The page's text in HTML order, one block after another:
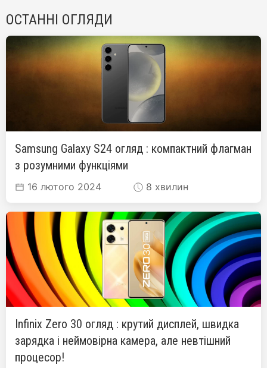
ОСТАННІ ОГЛЯДИ
Samsung Galaxy S24 огляд : компактний флагман
з розумними функціями
16 лютого 2024 8 хвилин
Infinix Zero 30 огляд : крутий дисплей, швидка
зарядка і неймовірна камера, але невтішний
процесор!